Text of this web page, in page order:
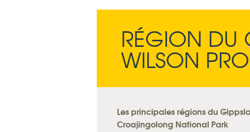
RÉGION DU
WILSON
Les principales régions du
Croajingolong National Park